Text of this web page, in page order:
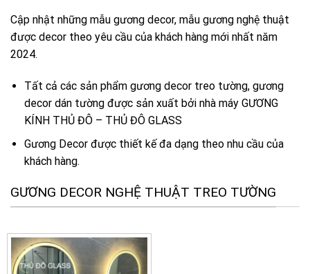
Cập nhật những mẫu gương decor, mẫu gương nghệ thuật
được decor theo yêu cầu của khách hàng mới nhất năm
2024.
Tất cả các sản phẩm gương decor treo tường, gương
decor dán tường được sản xuất bởi nhà máy GƯƠNG
KÍNH THỦ ĐÔ – THỦ ĐÔ GLASS
Gương Decor được thiết kế đa dạng theo nhu cầu của
khách hàng.
GƯƠNG DECOR NGHỆ THUẬT TREO TƯỜNG